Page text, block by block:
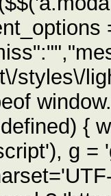
styles\/
{
g =